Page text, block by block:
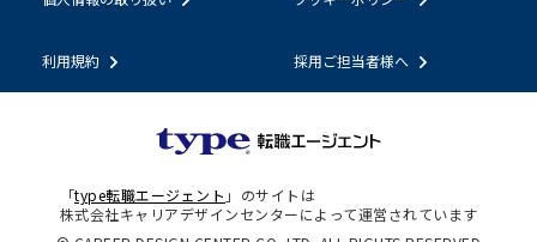
利用規約 採用ご担当者様へ
「type転職エージェント 」のサイトは
株式会社キャリアデザインセンターによって運営されています